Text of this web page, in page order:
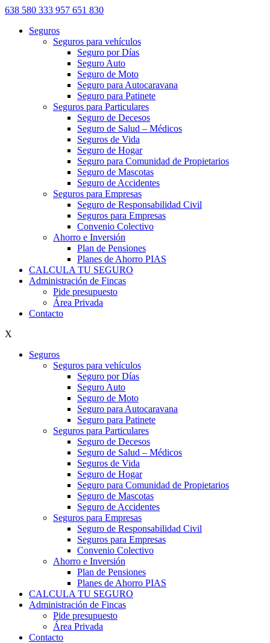
638 580 333 957 651 830
Seguros
Seguros para vehículos
Seguro por Días
Seguro Auto
Seguro de Moto
Seguro para Autocaravana
Seguro para Patinete
Seguros para Particulares
Seguro de Decesos
Seguro de Salud – Médicos
Seguros de Vida
Seguro de Hogar
Seguro para Comunidad de Propietarios
Seguro de Mascotas
Seguro de Accidentes
Seguros para Empresas
Seguro de Responsabilidad Civil
Seguros para Empresas
Convenio Colectivo
Ahorro e Inversión
Plan de Pensiones
Planes de Ahorro PIAS
CALCULA TU SEGURO
Administración de Fincas
Pide presupuesto
Área Privada
Contacto
X
Seguros
Seguros para vehículos
Seguro por Días
Seguro Auto
Seguro de Moto
Seguro para Autocaravana
Seguro para Patinete
Seguros para Particulares
Seguro de Decesos
Seguro de Salud – Médicos
Seguros de Vida
Seguro de Hogar
Seguro para Comunidad de Propietarios
Seguro de Mascotas
Seguro de Accidentes
Seguros para Empresas
Seguro de Responsabilidad Civil
Seguros para Empresas
Convenio Colectivo
Ahorro e Inversión
Plan de Pensiones
Planes de Ahorro PIAS
CALCULA TU SEGURO
Administración de Fincas
Pide presupuesto
Área Privada
Contacto